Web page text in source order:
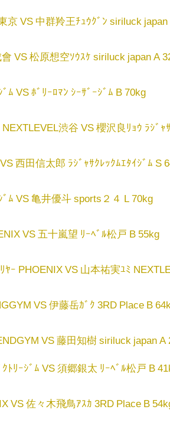
京 VS 中群羚王ﾁｭｳｸﾞﾝ siriluck japan
VS 松原想空ｿｳｽｹ siriluck japan A
ﾑ VS ﾎﾞﾘｰﾛﾏﾝ ｼｰｻﾞｰｼﾞﾑ B 70kg
渋谷 VS 櫻沢良ﾘｮｳ ﾗｼﾞｬ
西田信太郎 ﾗｼﾞｬｻｸﾚｯｸﾑｴﾀｲｼﾞﾑ S
ﾞﾑ VS 亀井優斗 sports２４ L 70kg
VS 五十嵐望 ﾘｰﾍﾞﾙ松戸 B 55kg
ﾔｰ PHOENIX VS 山本祐実ﾕﾐ
VS 伊藤岳ｶﾞｸ 3RD Place B
VS 藤田知樹 siriluck japan A
ﾄﾘｰｼﾞﾑ VS 須郷銀太 ﾘｰﾍﾞﾙ松戸 B
VS 佐々木飛鳥ｱｽｶ 3RD Place B